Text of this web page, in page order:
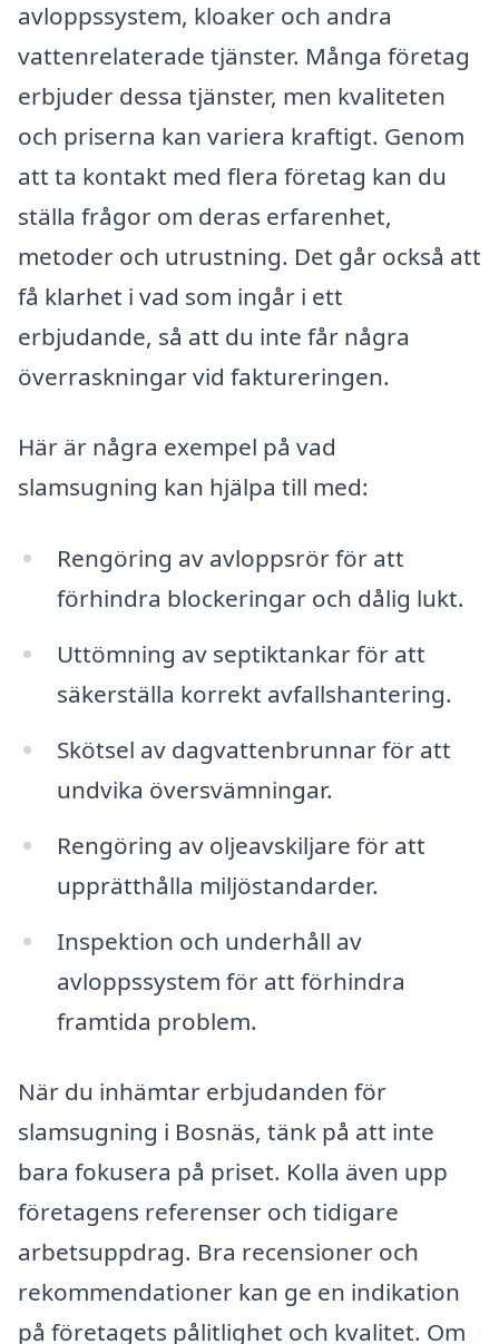
avloppssystem, kloaker och andra
vattenrelaterade tjänster. Många företag
erbjuder dessa tjänster, men kvaliteten
och priserna kan variera kraftigt. Genom
att ta kontakt med flera företag kan du
ställa frågor om deras erfarenhet,
metoder och utrustning. Det går också att
få klarhet i vad som ingår i ett
erbjudande, så att du inte får några
överraskningar vid faktureringen.
Här är några exempel på vad
slamsugning kan hjälpa till med:
Rengöring av avloppsrör för att
förhindra blockeringar och dålig lukt.
Uttömning av septiktankar för att
säkerställa korrekt avfallshantering.
Skötsel av dagvattenbrunnar för att
undvika översvämningar.
Rengöring av oljeavskiljare för att
upprätthålla miljöstandarder.
Inspektion och underhåll av
avloppssystem för att förhindra
framtida problem.
När du inhämtar erbjudanden för
slamsugning i Bosnäs, tänk på att inte
bara fokusera på priset. Kolla även upp
företagens referenser och tidigare
arbetsuppdrag. Bra recensioner och
rekommendationer kan ge en indikation
på företagets pålitlighet och kvalitet. Om